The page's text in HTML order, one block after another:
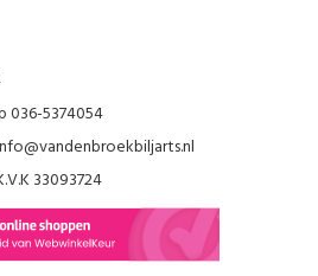
5374054
33093724